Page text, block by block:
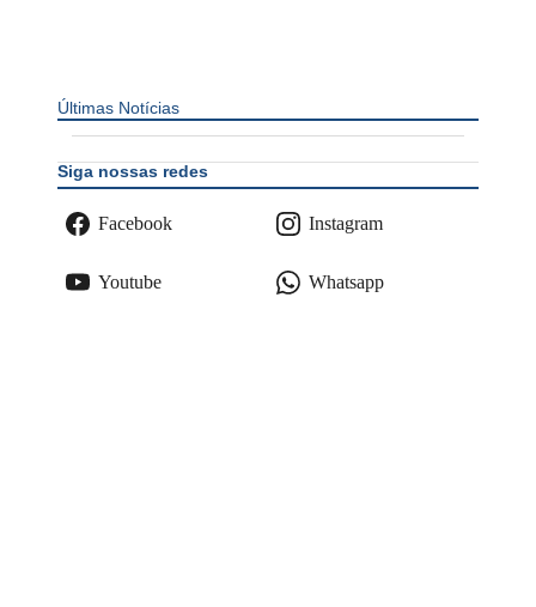
Últimas Notícias
Siga nossas redes
Facebook Instagram
Youtube Whatsapp